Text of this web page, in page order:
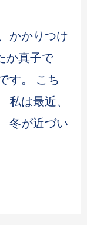
かかりつけ
か真子で
す。 こち
私は最近、
冬が近づい